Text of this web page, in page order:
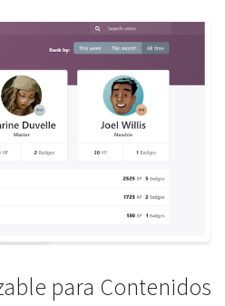
para Contenidos